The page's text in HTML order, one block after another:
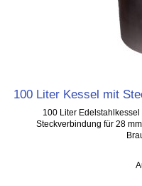
100 Liter Kessel mit
100 Liter
Steckverbindung für 28